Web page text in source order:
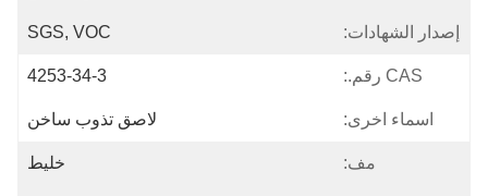
إصدار الشهادات: SGS, VOC
CAS رقم.: 4253-34-3
اسماء اخرى: لاصق تذوب ساخن
مف: خليط